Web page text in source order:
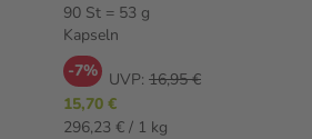
90 St = 53 g
Kapseln
-7% UVP: 16,95 €
15,70 €
296,23 € / 1 kg